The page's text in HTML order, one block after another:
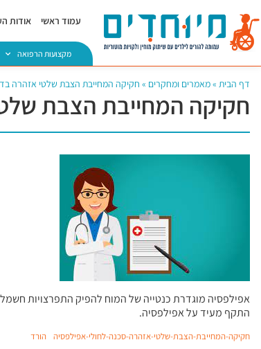
עמוד ראשי אודות
מקצועות הרפואה
דף הבית »מאמרים ומחקרים » חקיקה המחייבת הצבת שלטי אזהרה
חקיקה המחייבת הצבת
אפילפסיה מוגדרת כנטייה של המוח להפיק התפרצויות
התקף מעיד על אפילפסיה.
חקיקה-המחייבת-הצבת-שלטי-אזהרה-סכנה-לחולי-אפילפסיה הורד